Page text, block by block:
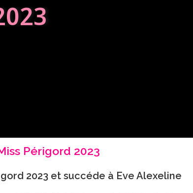
Périgord 2023
2023 et succéde à Eve Alexeline